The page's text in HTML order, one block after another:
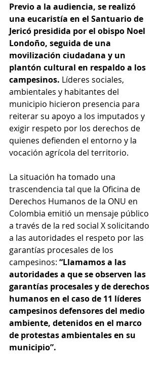
Previo a la audiencia, se realizó
una eucaristía en el Santuario de
Jericó presidida por el obispo Noel
Londoño, seguida de una
movilización ciudadana y un
plantón cultural en respaldo a los
campesinos. Líderes sociales,
ambientales y habitantes del
municipio hicieron presencia para
reiterar su apoyo a los imputados y
exigir respeto por los derechos de
quienes defienden el entorno y la
vocación agrícola del territorio.
La situación ha tomado una
trascendencia tal que la Oficina de
Derechos Humanos de la ONU en
Colombia emitió un mensaje público
a través de la red social X solicitando
a las autoridades el respeto por las
garantías procesales de los
campesinos: “Llamamos a las
autoridades a que se observen las
garantías procesales y de derechos
humanos en el caso de 11 líderes
campesinos defensores del medio
ambiente, detenidos en el marco
de protestas ambientales en su
municipio”.